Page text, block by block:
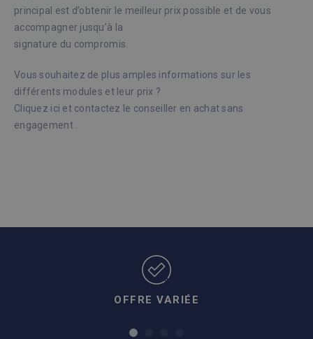
principal est d’obtenir le meilleur prix possible et de vous
accompagner jusqu’à la
signature du compromis.
Vous souhaitez de plus amples informations sur les
différents modules et leur prix ?
Cliquez ici et contactez le conseiller en achat sans
engagement .
OFFRE VARIÉE